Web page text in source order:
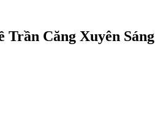
Căng Xuyên Sáng